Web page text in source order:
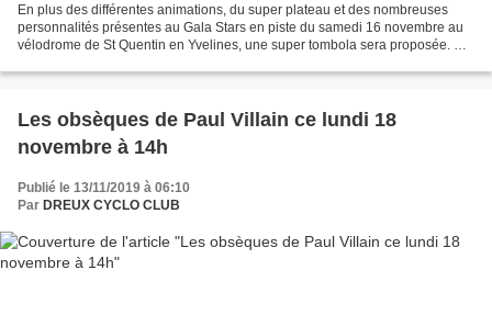
En plus des différentes animations, du super plateau et des nombreuses
personnalités présentes au Gala Stars en piste du samedi 16 novembre au
vélodrome de St Quentin en Yvelines, une super tombola sera proposée. 💥
Les obsèques de Paul Villain ce lundi 18
novembre à 14h
Publié le 13/11/2019 à 06:10
Par DREUX CYCLO CLUB